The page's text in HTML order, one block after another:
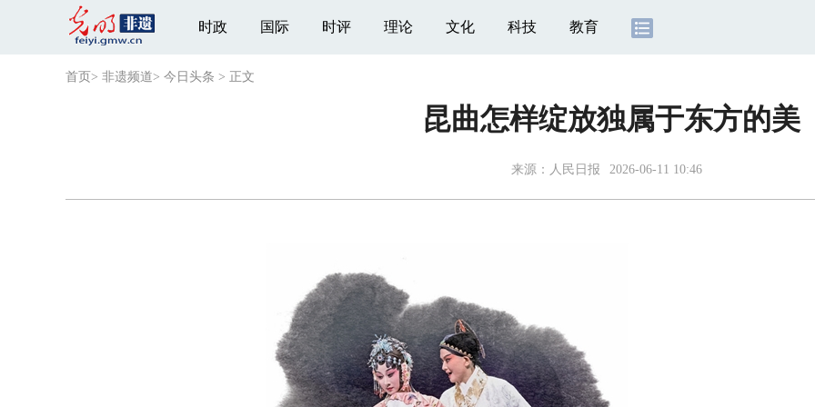
时政 国际 时评 理论 文化 科技 教育
首页 > 非遗频道> 今日头条 > 正文
昆曲怎样绽放独属于东方的美
来源： 人民日报 2026-06-11 10:46